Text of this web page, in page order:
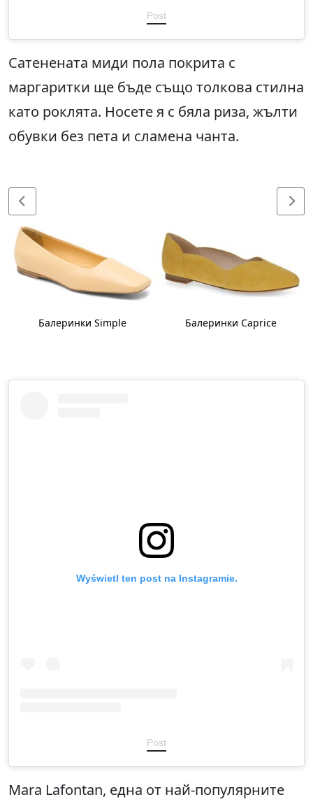
Post
Сатенената миди пола покрита с
маргаритки ще бъде също толкова стилна
като роклята. Носете я с бяла риза, жълти
обувки без пета и сламена чанта.
Балеринки Simple Балеринки Caprice
Wyświetl ten post na Instagramie.
Post
Mara Lafontan, една от най-популярните